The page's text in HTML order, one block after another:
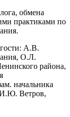
обмена
практиками по
А.В.
О.Л.
района,
начальника
И.Ю. Ветров,